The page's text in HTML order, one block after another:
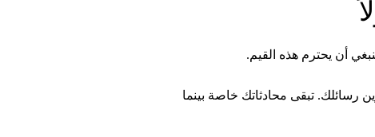
رسائلك. تبقى محادثاتك خاصة بينما